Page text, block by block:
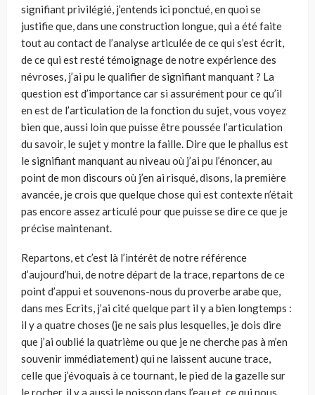
signifiant privilégié, j’entends ici ponctué, en quoi se
justifie que, dans une construction longue, qui a été faite
tout au contact de l’analyse articulée de ce qui s’est écrit,
de ce qui est resté témoignage de notre expérience des
névroses, j’ai pu le qualifier de signifiant manquant ? La
question est d’importance car si assurément pour ce qu’il
en est de l’articulation de la fonction du sujet, vous voyez
bien que, aussi loin que puisse être poussée l’articulation
du savoir, le sujet y montre la faille. Dire que le phallus est
le signifiant manquant au niveau où j’ai pu l’énoncer, au
point de mon discours où j’en ai risqué, disons, la première
avancée, je crois que quelque chose qui est contexte n’était
pas encore assez articulé pour que puisse se dire ce que je
précise maintenant.
Repartons, et c’est là l’intérêt de notre référence
d’aujourd’hui, de notre départ de la trace, repartons de ce
point d’appui et souvenons-nous du proverbe arabe que,
dans mes Ecrits, j’ai cité quelque part il y a bien longtemps :
il y a quatre choses (je ne sais plus lesquelles, je dois dire
que j’ai oublié la quatrième ou que je ne cherche pas à m’en
souvenir immédiatement) qui ne laissent aucune trace,
celle que j’évoquais à ce tournant, le pied de la gazelle sur